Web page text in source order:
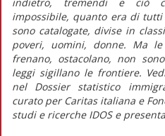
impossibile, quanto era di
sono catalogate, divise in
poveri, uomini, donne. Ma
frenano, ostacolano, non
leggi sigillano le frontiere.
nel Dossier statistico
curato per Caritas italiana e
studi e ricerche IDOS e